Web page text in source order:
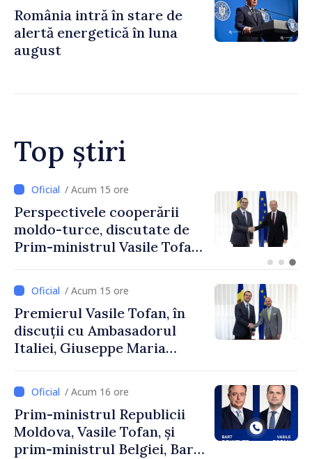
România intră în stare de
alertă energetică în luna
august
Top știri
/ Acum 12 ore
Forumul Diasporei //
Republica Moldova,
promovată în Elveția prin
exporturi
/ Acum 15 ore
Premierul Vasile Tofan, în
discuții cu Ambasadorul
Italiei, Giuseppe Maria
/ Acum 16 ore
Prim-ministrul Republicii
Moldova, Vasile Tofan, și
prim-ministrul Belgiei, Bart